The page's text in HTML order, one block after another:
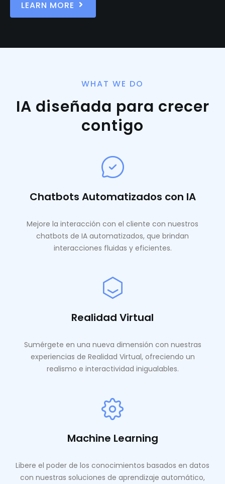
LEARN MORE
WHAT WE DO
IA diseñada para crecer
contigo
Chatbots Automatizados con IA
Mejore la interacción con el cliente con nuestros
chatbots de IA automatizados, que brindan
interacciones fluidas y eficientes.
Realidad Virtual
Sumérgete en una nueva dimensión con nuestras
experiencias de Realidad Virtual, ofreciendo un
realismo e interactividad inigualables.
Machine Learning
Libere el poder de los conocimientos basados ​​en datos
con nuestras soluciones de aprendizaje automático,